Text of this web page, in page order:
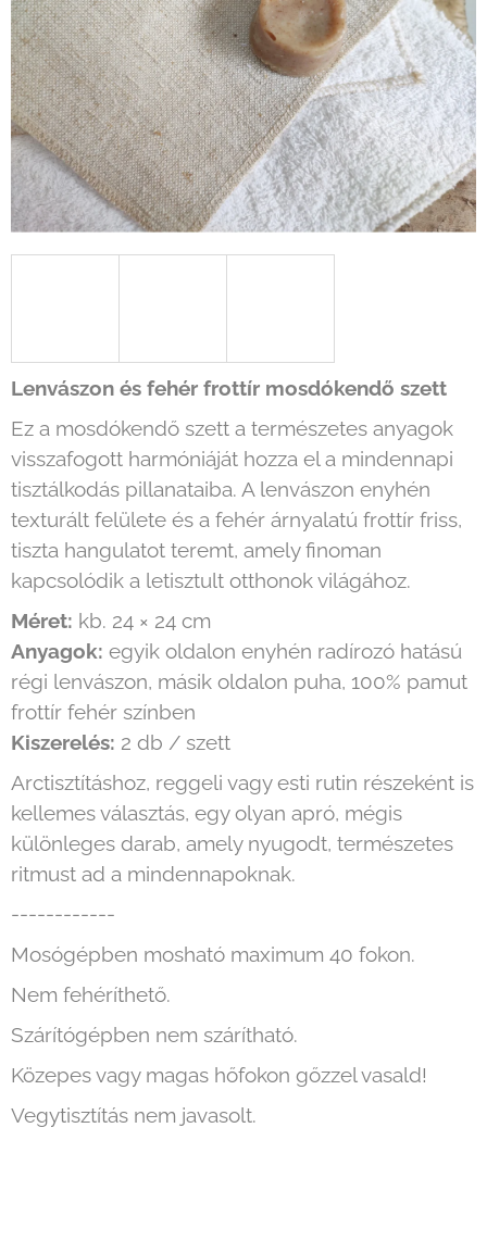
Lenvászon és fehér frottír mosdókendő szett
Ez a mosdókendő szett a természetes anyagok
visszafogott harmóniáját hozza el a mindennapi
tisztálkodás pillanataiba. A lenvászon enyhén
texturált felülete és a fehér árnyalatú frottír friss,
tiszta hangulatot teremt, amely finoman
kapcsolódik a letisztult otthonok világához.
Méret: kb. 24 × 24 cm
Anyagok: egyik oldalon enyhén radírozó hatású
régi lenvászon, másik oldalon puha, 100% pamut
frottír fehér színben
Kiszerelés: 2 db / szett
Arctisztításhoz, reggeli vagy esti rutin részeként is
kellemes választás, egy olyan apró, mégis
különleges darab, amely nyugodt, természetes
ritmust ad a mindennapoknak.
------------
Mosógépben mosható maximum 40 fokon.
Nem fehéríthető.
Szárítógépben nem szárítható.
Közepes vagy magas hőfokon gőzzel vasald!
Vegytisztítás nem javasolt.